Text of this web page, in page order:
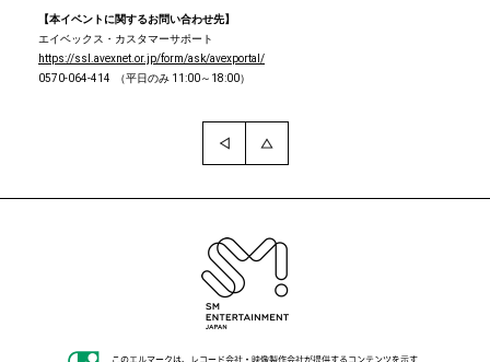
【本イベントに関するお問い合わせ先】
エイベックス・カスタマーサポート
https://ssl.avexnet.or.jp/form/ask/avexportal/
0570-064-414 （平日のみ 11:00～18:00）